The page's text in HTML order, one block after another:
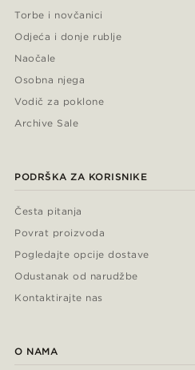
Torbe i novčanici
Odjeća i donje rublje
Naočale
Osobna njega
Vodič za poklone
Archive Sale
PODRŠKA ZA KORISNIKE
Česta pitanja
Povrat proizvoda
Pogledajte opcije dostave
Odustanak od narudžbe
Kontaktirajte nas
O NAMA